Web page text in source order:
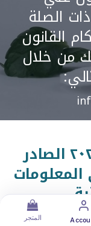
المتجر
الصلة
القانون
2020 و ذلك من خلال
) لسنة ٢٠٢٠ الصادر